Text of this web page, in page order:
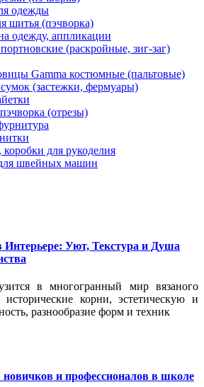
одежды
шитья (пэчворка)
одежду, аппликации
(раскройные, зиг-заг)
Gamma костюмные (пальтовые)
(застежки, фермуары)
(отрезы)
для рукоделия
швейных машин
Уют, Текстура и Душа
в многогранный мир вязаного
исторические корни, эстетическую и
разнообразие форм и техник
новичков и профессионалов в школе